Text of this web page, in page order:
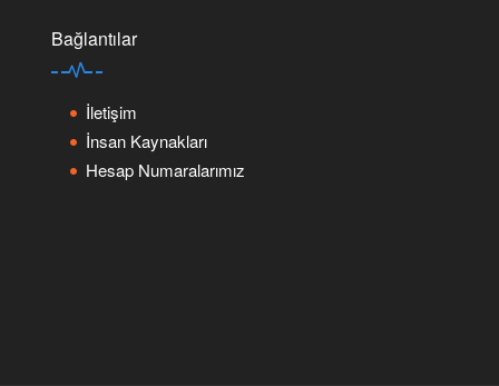
Bağlantılar
İletişim
İnsan Kaynakları
Hesap Numaralarımız